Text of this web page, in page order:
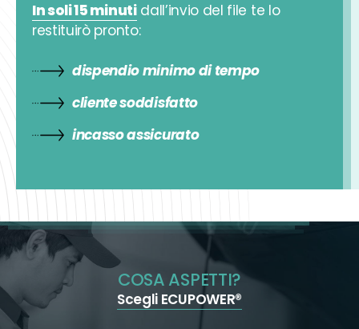
In soli 15 minutidall’invio del file te lo
restituirò pronto:
dispendio minimo di tempo
cliente soddisfatto
incasso assicurato
COSA ASPETTI?
Scegli ECUPOWER®